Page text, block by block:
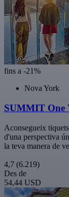
fins a -21%
Nova York
SUMMIT One
Aconsegueix
d'una perspectiva
la teva manera de
4,7 (6.219)
Des de
54,44 USD